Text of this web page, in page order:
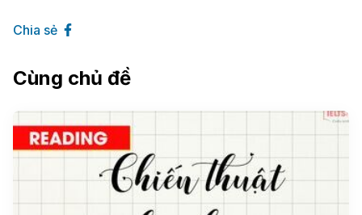
Chia sẻ
Cùng chủ đề